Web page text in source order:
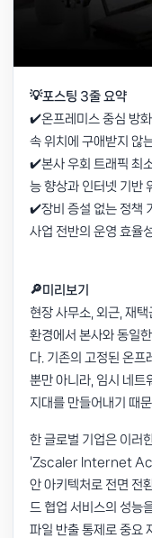
💡포스팅 3줄 요약
✔️온프레미스 중심 방화
속 위치에 구애받지 않
✔️본사 우회 트래픽 최
능 향상과 인터넷 기반
✔️장비 증설 없는 정책
사업 전반의 운영 효율
🔎미리보기
현장 사무소, 외근, 재택
환경에서 본사와 동일
다. 기존의 고정된 온프
뿐만 아니라, 임시 네트
지대를 만들어내기 때
한 글로벌 기업은 이러
'Zscaler Internet
안 아키텍처로 전면 전
드 협업 서비스의 성능
파일 반출 통제로 중요